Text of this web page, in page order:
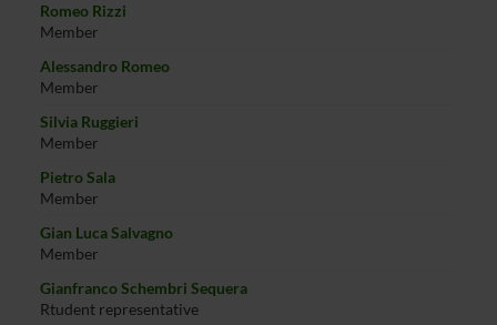
Romeo Rizzi
Member
Alessandro Romeo
Member
Silvia Ruggieri
Member
Pietro Sala
Member
Gian Luca Salvagno
Member
Gianfranco Schembri Sequera
Rtudent representative